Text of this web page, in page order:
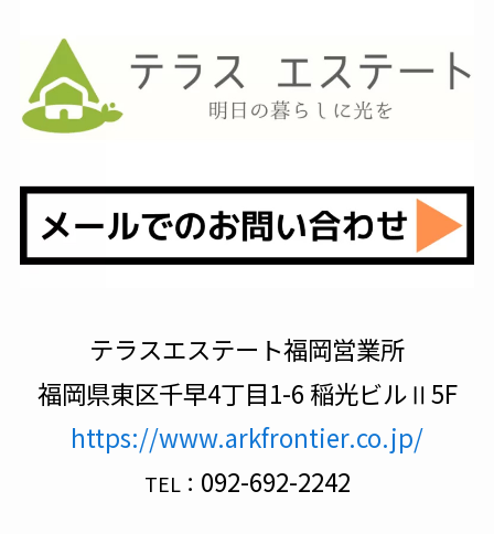
テラスエステート福岡営業所
福岡県東区千早4丁目1-6 稲光ビルⅡ5F
https://www.arkfrontier.co.jp/
TEL： 092-692-2242